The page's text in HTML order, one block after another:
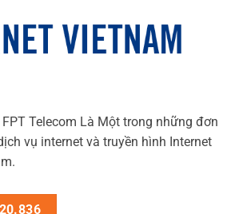
Telecom Là Một trong những đơn
vụ internet và truyền hình Internet